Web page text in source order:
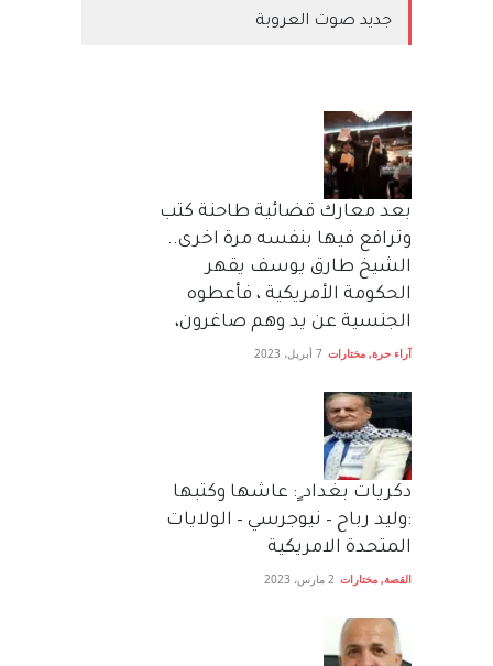
جديد صوت العروبة
بعد معارك قضائية طاحنة كتب
وترافع فيها بنفسه مرة اخرى..
الشيخ طارق يوسف يقهر
الحكومة الأمريكية ، فأعطوه
الجنسية عن يد وهم صاغرون،
آراء حرة, مختارات 7 أبريل، 2023
دكريات بغداد ٍ: عاشها وكتبها
:وليد رباح – نيوجرسي – الولايات
المتحدة الامريكية
القصة, مختارات 2 مارس، 2023